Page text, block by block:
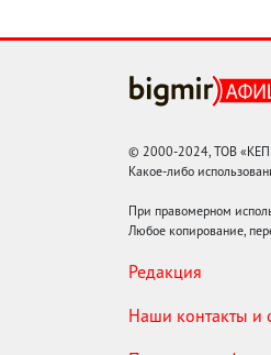
© 2000-2024, ТОВ
Какое-либо
При правомерном
Любое копирование,
Редакция
Наши контакты и